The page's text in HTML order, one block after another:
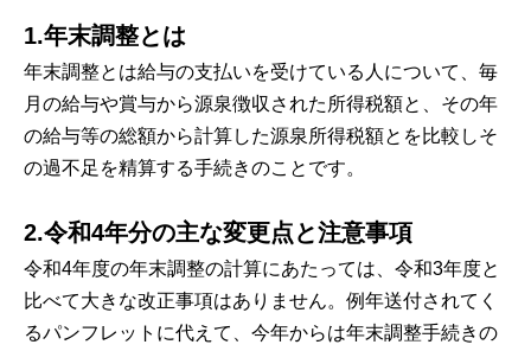
1.年末調整とは
年末調整とは給与の支払いを受けている人について、毎
月の給与や賞与から源泉徴収された所得税額と、その年
の給与等の総額から計算した源泉所得税額とを比較しそ
の過不足を精算する手続きのことです。
2.令和4年分の主な変更点と注意事項
令和4年度の年末調整の計算にあたっては、令和3年度と
比べて大きな改正事項はありません。例年送付されてく
るパンフレットに代えて、今年からは年末調整手続きの